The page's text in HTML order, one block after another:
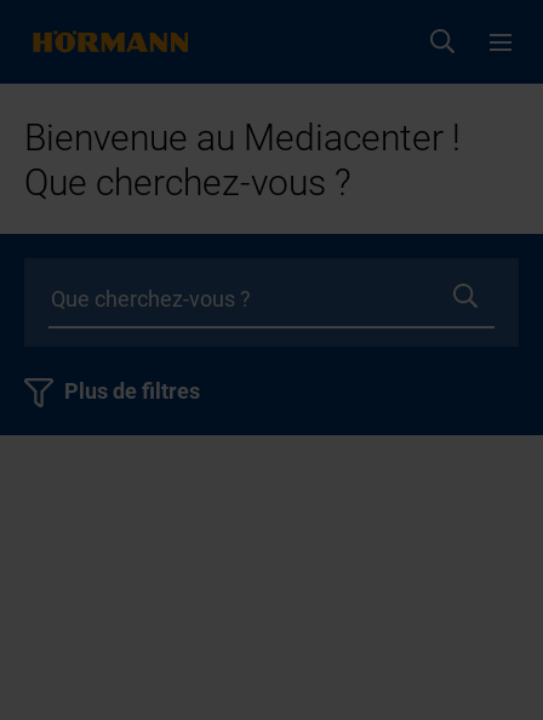
Bienvenue au Mediacenter !
Que cherchez-vous ?
Plus de filtres